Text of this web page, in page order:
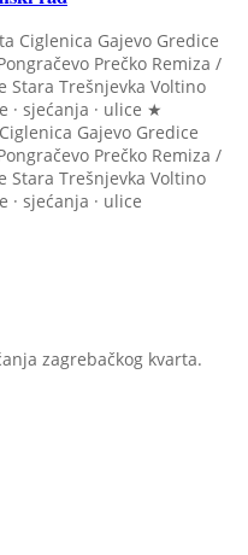
Ciglenica Gajevo Gredice
Prečko Remiza /
Stara Trešnjevka Voltino
· sjećanja · ulice ★
Ciglenica Gajevo Gredice
Prečko Remiza /
Stara Trešnjevka Voltino
· sjećanja · ulice
zagrebačkog kvarta.